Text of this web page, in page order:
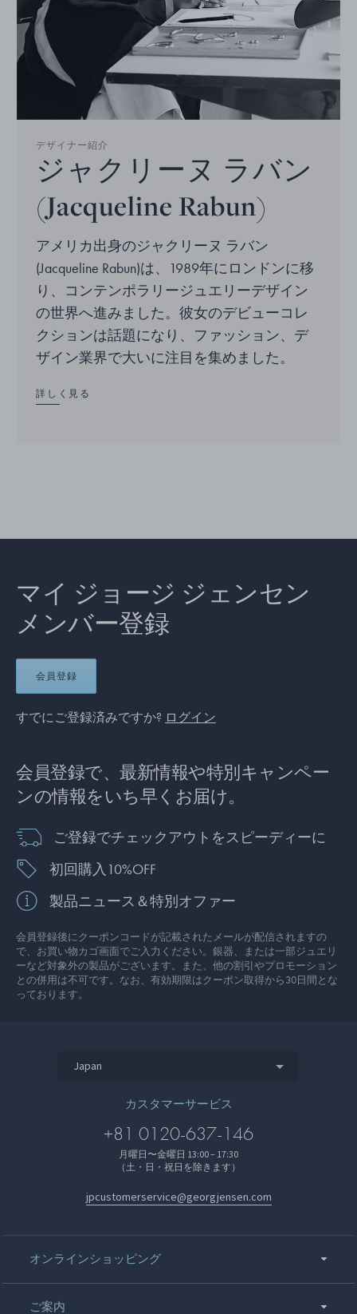
デザイナー紹介
ジャクリーヌ ラバン
(Jacqueline Rabun)
アメリカ出身のジャクリーヌ ラバン
(Jacqueline Rabun)は、1989年にロンドンに移
り、コンテンポラリージュエリーデザイン
の世界へ進みました。彼女のデビューコレ
クションは話題になり、ファッション、デ
ザイン業界で大いに注目を集めました。
詳しく見る
マイ ジョージ ジェンセン
メンバー登録
会員登録
すでにご登録済みですか? ログイン
会員登録で、最新情報や特別キャンペー
ンの情報をいち早くお届け。
ご登録でチェックアウトをスピーディーに
初回購入10%OFF
製品ニュース＆特別オファー
会員登録後にクーポンコードが記載されたメールが配信されますの
で、お買い物カゴ画面でご入力ください。銀器、または一部ジュエリ
ーなど対象外の製品がございます。また、他の割引やプロモーション
との併用は不可です。なお、有効期限はクーポン取得から30日間とな
っております。
Japan
カスタマーサービス
+81 0120-637-146
月曜日〜金曜日 13:00 – 17:30
（土・日・祝日を除きます）
jpcustomerservice@georgjensen.com
オンラインショッピング
ご案内